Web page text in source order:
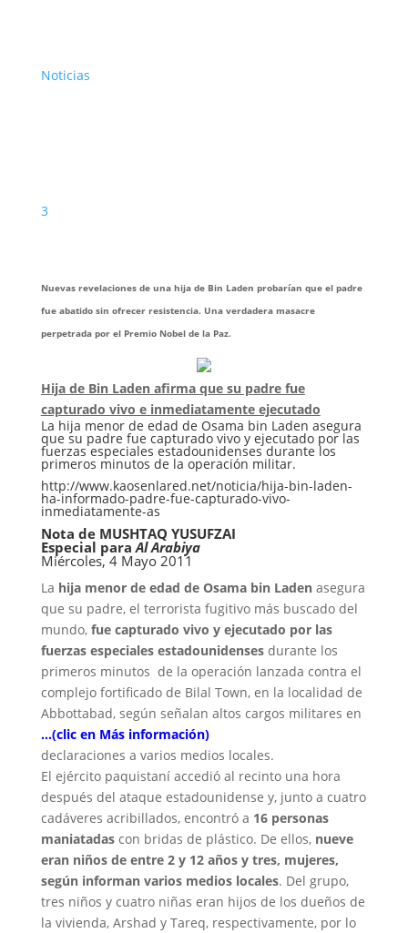
Noticias
3
Nuevas revelaciones de una hija de Bin Laden probarían que el padre
fue abatido sin ofrecer resistencia. Una verdadera masacre
perpetrada por el Premio Nobel de la Paz.
Hija de Bin Laden afirma que su padre fue
capturado vivo e inmediatamente ejecutado
La hija menor de edad de Osama bin Laden asegura
que su padre fue capturado vivo y ejecutado por las
fuerzas especiales estadounidenses durante los
primeros minutos de la operación militar.
http://www.kaosenlared.net/noticia/hija-bin-laden-
ha-informado-padre-fue-capturado-vivo-
inmediatamente-as
Nota de MUSHTAQ YUSUFZAI
Especial paraAl Arabiya
Miércoles, 4 Mayo 2011
La hija menor de edad de Osama bin Laden asegura
que su padre, el terrorista fugitivo más buscado del
mundo, fue capturado vivo y ejecutado por las
fuerzas especiales estadounidenses durante los
primeros minutos de la operación lanzada contra el
complejo fortificado de Bilal Town, en la localidad de
Abbottabad, según señalan altos cargos militares en
…(clic en Más información)
declaraciones a varios medios locales.
El ejército paquistaní accedió al recinto una hora
después del ataque estadounidense y, junto a cuatro
cadáveres acribillados, encontró a 16 personas
maniatadas con bridas de plástico. De ellos, nueve
eran niños de entre 2 y 12 años y tres, mujeres,
según informan varios medios locales. Del grupo,
tres niños y cuatro niñas eran hijos de los dueños de
la vivienda, Arshad y Tareq, respectivamente, por lo